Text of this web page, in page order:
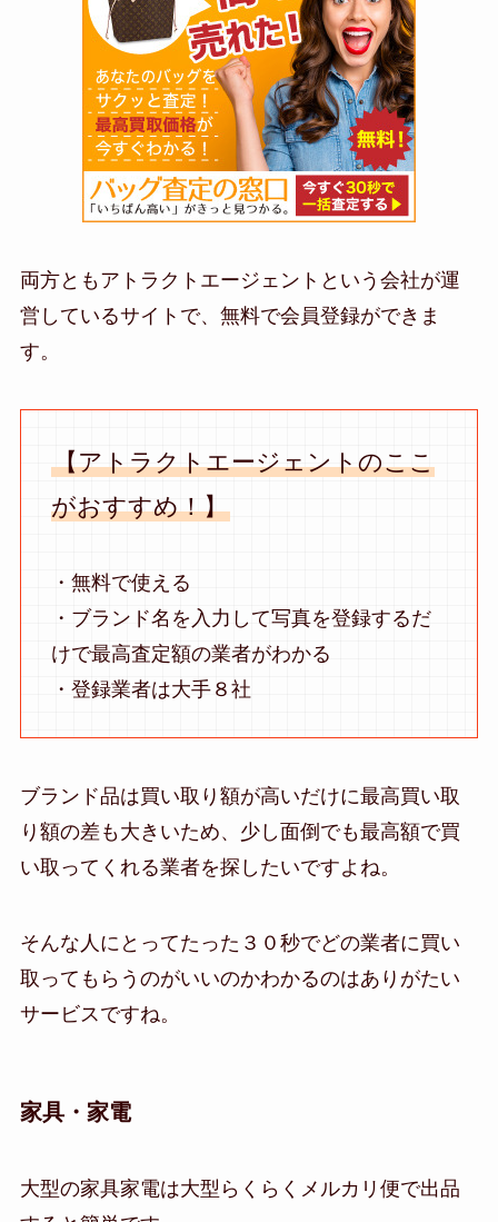
両方ともアトラクトエージェントという会社が運
営しているサイトで、無料で会員登録ができま
す。
【アトラクトエージェントのここ
がおすすめ！】
・無料で使える
・ブランド名を入力して写真を登録するだ
けで最高査定額の業者がわかる
・登録業者は大手８社
ブランド品は買い取り額が高いだけに最高買い取
り額の差も大きいため、少し面倒でも最高額で買
い取ってくれる業者を探したいですよね。
そんな人にとってたった３０秒でどの業者に買い
取ってもらうのがいいのかわかるのはありがたい
サービスですね。
家具・家電
大型の家具家電は大型らくらくメルカリ便で出品